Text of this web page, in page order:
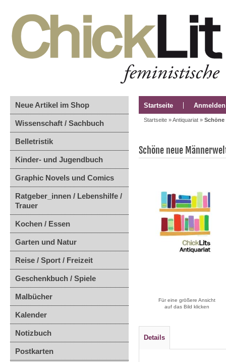
Neue Artikel im Shop
Wissenschaft / Sachbuch
Belletristik
Kinder- und Jugendbuch
Graphic Novels und Comics
Ratgeber_innen / Lebenshilfe /
Trauer
Kochen / Essen
Garten und Natur
Reise / Sport / Freizeit
Geschenkbuch / Spiele
Malbücher
Kalender
Notizbuch
Postkarten
Startseite Anmelden
Startseite »Antiquariat »
Schöne neue
Für eine größere Ansicht
auf das Bild klicken
Details